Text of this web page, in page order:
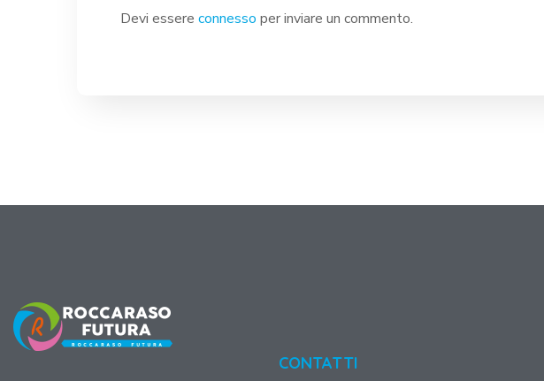
Devi essere connesso per inviare un commento.
CONTATTI